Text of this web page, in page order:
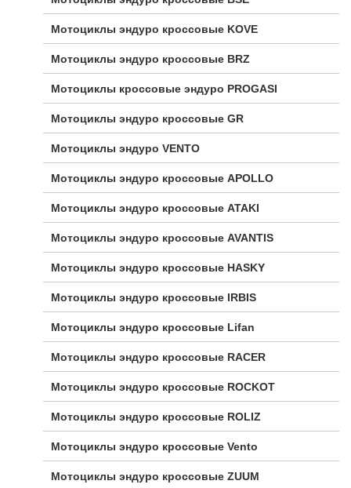
Мотоциклы эндуро кроссовые KOVE
Мотоциклы эндуро кроссовые BRZ
Мотоциклы кроссовые эндуро PROGASI
Мотоциклы эндуро кроссовые GR
Мотоциклы эндуро VENTO
Мотоциклы эндуро кроссовые APOLLO
Мотоциклы эндуро кроссовые ATAKI
Мотоциклы эндуро кроссовые AVANTIS
Мотоциклы эндуро кроссовые HASKY
Мотоциклы эндуро кроссовые IRBIS
Мотоциклы эндуро кроссовые Lifan
Мотоциклы эндуро кроссовые RACER
Мотоциклы эндуро кроссовые ROCKOT
Мотоциклы эндуро кроссовые ROLIZ
Мотоциклы эндуро кроссовые Vento
Мотоциклы эндуро кроссовые ZUUM